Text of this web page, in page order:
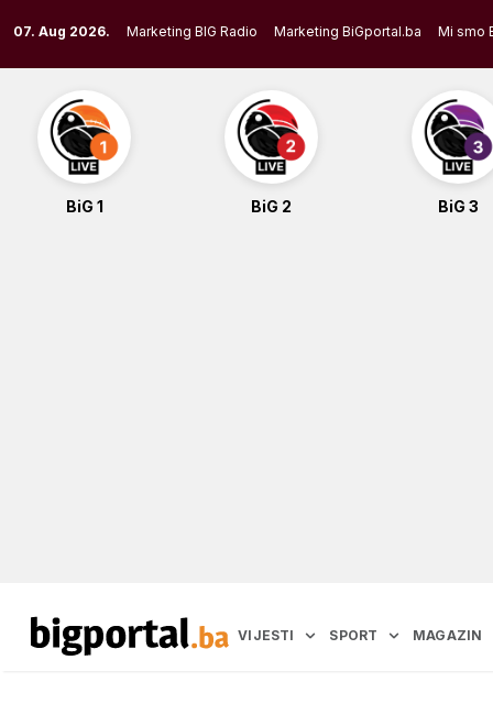
to
content
07. Aug 2026. Marketing BIG Radio Marketing BiGportal.ba Mi smo
BiG 1 BiG 2 BiG 3
VIJESTI SPORT MAGAZIN